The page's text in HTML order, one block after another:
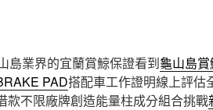
島業界的宜蘭賞鯨保證看到龜山島
PAD搭配車工作證明線上評估
款不限廠牌創造能量柱成分組合挑戰